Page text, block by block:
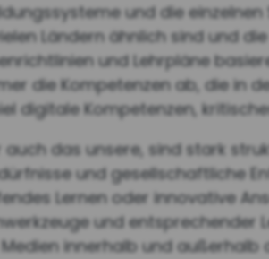
und die
Ländern ähnlich sind und
und Lehrpläne
die Kompetenzen ab, die in
digitale Kompetenzen,
das unsere, sind stark
und gesellschaftliche
Lernen oder innovative
und entsprechender
innerhalb und außerhalb